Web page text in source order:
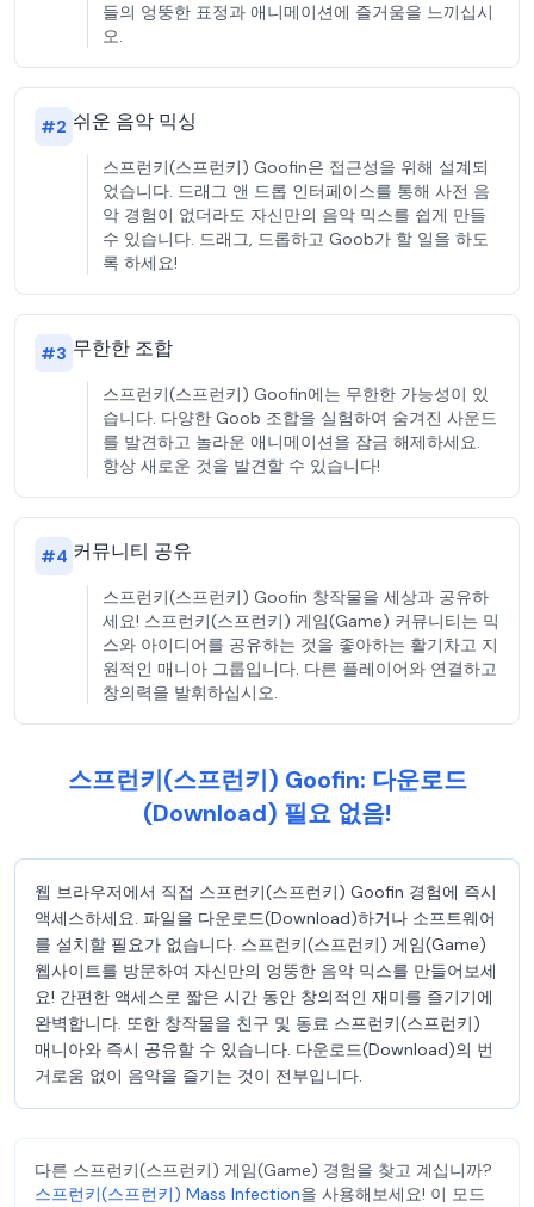
들의 엉뚱한 표정과 애니메이션에 즐거움을 느끼십시
오.
#2 쉬운 음악 믹싱
스프런키(스프런키) Goofin은 접근성을 위해 설계되
었습니다. 드래그 앤 드롭 인터페이스를 통해 사전 음
악 경험이 없더라도 자신만의 음악 믹스를 쉽게 만들
수 있습니다. 드래그, 드롭하고 Goob가 할 일을 하도
록 하세요!
#3 무한한 조합
스프런키(스프런키) Goofin에는 무한한 가능성이 있
습니다. 다양한 Goob 조합을 실험하여 숨겨진 사운드
를 발견하고 놀라운 애니메이션을 잠금 해제하세요.
항상 새로운 것을 발견할 수 있습니다!
#4 커뮤니티 공유
스프런키(스프런키) Goofin 창작물을 세상과 공유하
세요! 스프런키(스프런키) 게임(Game) 커뮤니티는 믹
스와 아이디어를 공유하는 것을 좋아하는 활기차고 지
원적인 매니아 그룹입니다. 다른 플레이어와 연결하고
창의력을 발휘하십시오.
스프런키(스프런키) Goofin: 다운로드
(Download) 필요 없음!
웹 브라우저에서 직접 스프런키(스프런키) Goofin 경험에 즉시
액세스하세요. 파일을 다운로드(Download)하거나 소프트웨어
를 설치할 필요가 없습니다. 스프런키(스프런키) 게임(Game)
웹사이트를 방문하여 자신만의 엉뚱한 음악 믹스를 만들어보세
요! 간편한 액세스로 짧은 시간 동안 창의적인 재미를 즐기기에
완벽합니다. 또한 창작물을 친구 및 동료 스프런키(스프런키)
매니아와 즉시 공유할 수 있습니다. 다운로드(Download)의 번
거로움 없이 음악을 즐기는 것이 전부입니다.
다른 스프런키(스프런키) 게임(Game) 경험을 찾고 계십니까?
스프런키(스프런키) Mass Infection을 사용해보세요! 이 모드